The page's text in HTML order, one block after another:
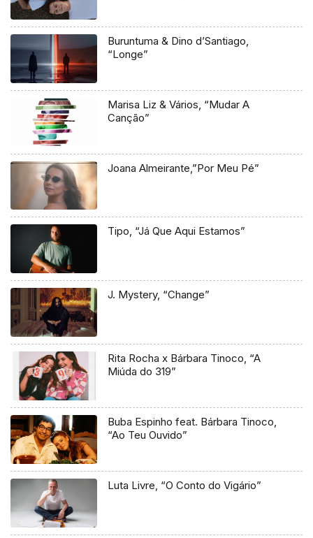
Buruntuma & Dino d’Santiago,
“Longe”
Marisa Liz & Vários, “Mudar A
Canção”
Joana Almeirante,”Por Meu Pé”
Tipo, “Já Que Aqui Estamos”
J. Mystery, “Change”
Rita Rocha x Bárbara Tinoco, “A
Miúda do 319”
Buba Espinho feat. Bárbara Tinoco,
“Ao Teu Ouvido”
Luta Livre, “O Conto do Vigário”